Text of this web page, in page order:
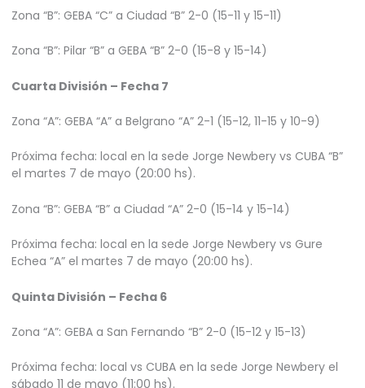
Zona “B”: GEBA “C” a Ciudad “B” 2-0 (15-11 y 15-11)
Zona “B”: Pilar “B” a GEBA “B” 2-0 (15-8 y 15-14)
Cuarta División – Fecha 7
Zona “A”: GEBA “A” a Belgrano “A” 2-1 (15-12, 11-15 y 10-9)
Próxima fecha: local en la sede Jorge Newbery vs CUBA “B”
el martes 7 de mayo (20:00 hs).
Zona “B”: GEBA “B” a Ciudad “A” 2-0 (15-14 y 15-14)
Próxima fecha: local en la sede Jorge Newbery vs Gure
Echea “A” el martes 7 de mayo (20:00 hs).
Quinta División – Fecha 6
Zona “A”: GEBA a San Fernando “B” 2-0 (15-12 y 15-13)
Próxima fecha: local vs CUBA en la sede Jorge Newbery el
sábado 11 de mayo (11:00 hs).